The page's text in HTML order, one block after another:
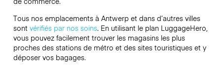
Tous nos emplacements à Antwerp et dans d’autres villes
sont vérifiés par nos soins. En utilisant le plan LuggageHero,
vous pouvez facilement trouver les magasins les plus
proches des stations de métro et des sites touristiques et y
déposer vos bagages.